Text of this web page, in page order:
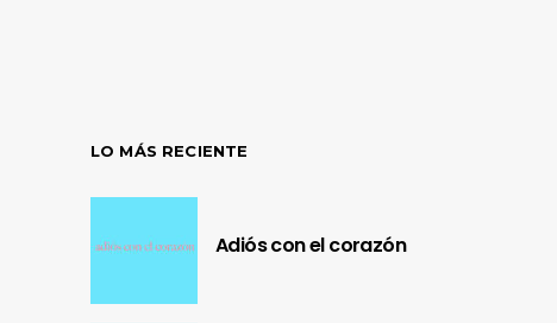
LO MÁS RECIENTE
Adiós con el corazón